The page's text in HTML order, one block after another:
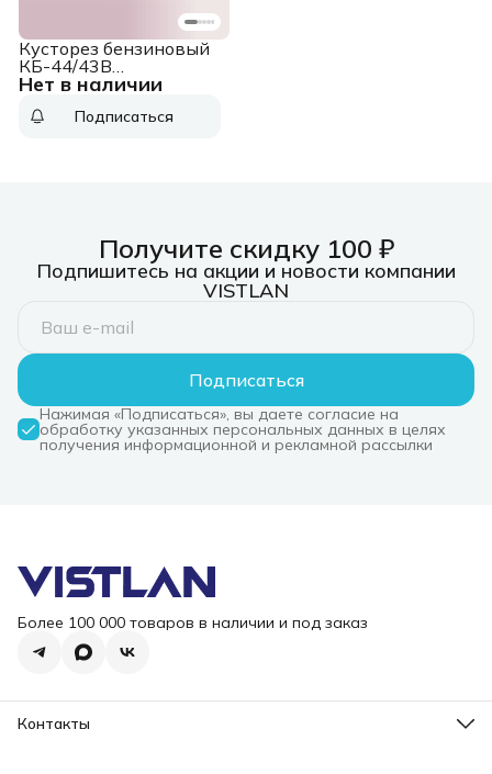
Нет в наличии
Кусторез бензиновый
КБ-44/43В
ИНТЕРСКОЛ 896.0.0.70
Подписаться
Получите скидку 100 ₽
Подпишитесь на акции и новости компании
VISTLAN
Подписаться
Нажимая «Подписаться», вы даете согласие на
обработку указанных персональных данных в целях
получения информационной и рекламной рассылки
Более 100 000 товаров в наличии и под заказ
Контакты